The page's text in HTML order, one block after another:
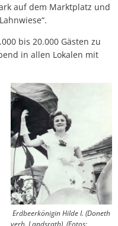
auf dem Marktplatz und
bis 20.000 Gästen zu
in allen Lokalen mit
Erdbeerkönigin Hilde I. (Doneth
verh. Landsrath) (Fotos: